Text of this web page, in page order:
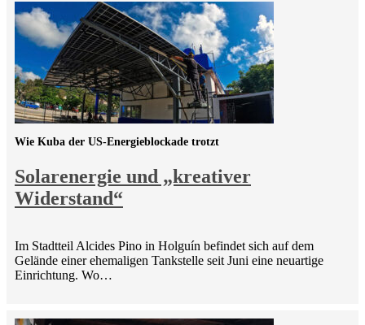
Solarenergie und „kreativer
Widerstand“
Wie Kuba der US-Energieblockade trotzt
Im Stadtteil Alcides Pino in Holguín befindet sich auf dem
Gelände einer ehemaligen Tankstelle seit Juni eine neuartige
Einrichtung. Wo…